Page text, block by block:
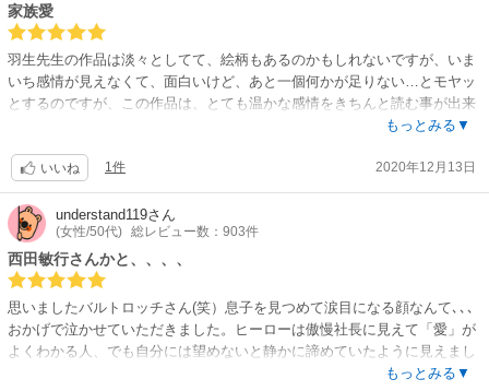
タッカーの、買収相手のジュニアに対する言葉かけには胸が痛んで、読ん
でいるのが辛かった。同時に、そのシーンでタッカーの奥底に温かいもの
が流れていることが十分に伝わる。そこに自分で気づかない、或いは封じ
込めているタッカーの愛情が痛々しい。自分の感情を頑なに封じ込め、落
ちそうになりながらも無理矢理に蓋をしてヒロインのことを正面から受け
しまう。
ここに、彼の本来のキャラである情の細やかさによってもたらされたヒロ
インの家族の後押しが、効果的に。見え透いた展開なのに。これまでの彼
らの賑やかしとリンクして、納得しやすい側面からの筋運び支援。
ヒロインも、過去の悲しく悔しい一件あったが為に、ボスに気に入られよ
うとしてこなかったが、、接触時間が長ければ、良いところにどんどん想
いを深めてしまう。
その過程の描写が、想像しがちなステップを踏まないところがとても良か
った。告白も迸る感じでいい。
また、羽生先生の描く男子はタッカーのキャラに通じるところがあって、
家族愛
羽生先生の作品は淡々としてて、絵柄もあるのかもしれないですが、いま
いち感情が見えなくて、面白いけど、あと一個何かが足りない…とモヤッ
とするのですが、この作品は、とても温かな感情をきちんと読む事が出来
も辛く悔しい過去を持つゆえに上にのし上がりたいと考えてるヒロイン
と、そんな彼女の能力を買った、孤独の中で生きてるヒーロー。
ヒロインの芯の強さに助けられ、素直になっていくヒーローがとても良か
ったです。
主人公達とは別に、二人の「父親」が出てきますが、どちらもとても魅力
的で良い味を出してました。
もっとみる▼
いいね 1件 2020年12月13日
understand119さん
(女性/50代) 総レビュー数：903件
西田敏行さんかと、、、、
思いましたバルトロッチさん(笑）息子を見つめて涙目になる顔なんて､､､
おかげで泣かせていただきました。ヒーローは傲慢社長に見えて「愛」が
よくわかる人、でも自分には望めないと静かに諦めていたように見えまし
た。ヒロインやその家族、西田 あっいえ?バルトロッチさんやその息子と
もっとみる▼